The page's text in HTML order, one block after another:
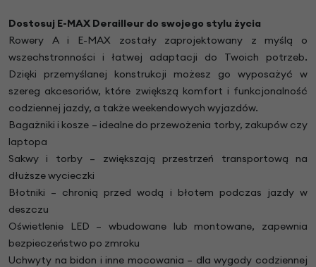
Dostosuj E-MAX Derailleur do swojego stylu życia
Rowery A i E-MAX zostały zaprojektowany z myślą o
wszechstronności i łatwej adaptacji do Twoich potrzeb.
Dzięki przemyślanej konstrukcji możesz go wyposażyć w
szereg akcesoriów, które zwiększą komfort i funkcjonalność
codziennej jazdy, a także weekendowych wyjazdów.
Bagażniki i kosze – idealne do przewożenia torby, zakupów czy
laptopa
Sakwy i torby – zwiększają przestrzeń transportową na
dłuższe wycieczki
Błotniki – chronią przed wodą i błotem podczas jazdy w
deszczu
Oświetlenie LED – wbudowane lub montowane, zapewnia
bezpieczeństwo po zmroku
Uchwyty na bidon i inne mocowania – dla wygody codziennej